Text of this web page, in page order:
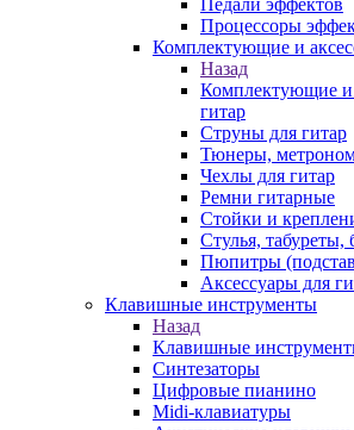
Педали эффектов
Процессоры
Комплектующие и
Назад
Комплектующие и
гитар
Струны для гитар
Тюнеры,
Чехлы для гитар
Ремни гитарные
Стойки и
Стулья, табуреты,
Пюпитры
Аксессуары для
Клавишные инструменты
Назад
Клавишные
Синтезаторы
Цифровые пианино
Midi-клавиатуры